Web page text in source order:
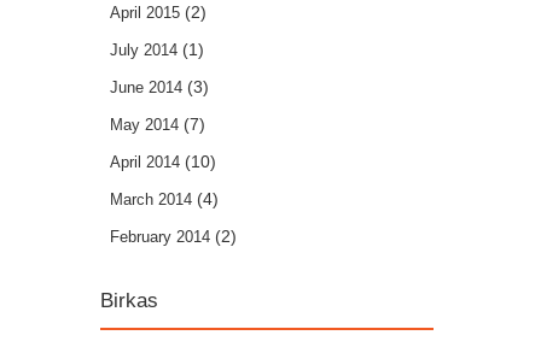
April 2015 (2)
July 2014 (1)
June 2014 (3)
May 2014 (7)
April 2014 (10)
March 2014 (4)
February 2014 (2)
Birkas